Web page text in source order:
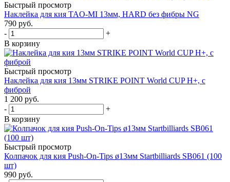
Быстрый просмотр
Наклейка для кия TAO-MI 13мм, HARD без фибры NG
790 руб.
-
+
В корзину
Быстрый просмотр
Наклейка для кия 13мм STRIKE POINT World CUP H+, с
фиброй
1 200 руб.
-
+
В корзину
Быстрый просмотр
Колпачок для кия Push-On-Tips ø13мм Startbilliards SB061 (100
шт)
990 руб.